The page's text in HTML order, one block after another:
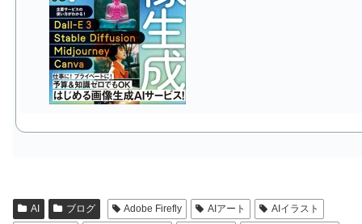
AI ブログ Adobe Firefly AIアート
AIイラスト